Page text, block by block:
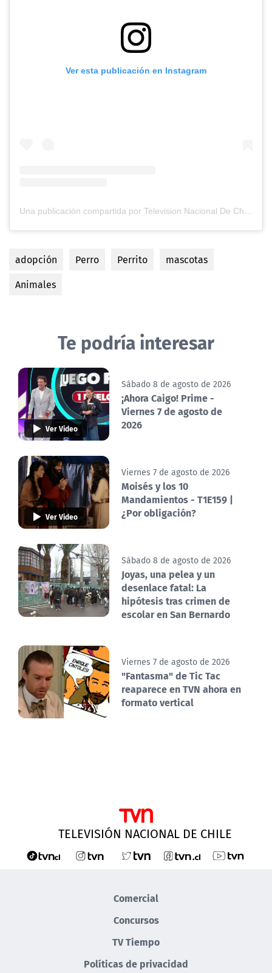
Ver esta publicación en Instagram
Una publicación compartida por Television Nacional De Chile (@tvn)
adopción Perro Perrito
mascotas
Animales
Te podría interesar
Ver Video
Sábado 8 de agosto de 2026
¡Ahora Caigo! Prime -
Viernes 7 de agosto de
2026
Ver Video
Viernes 7 de agosto de 2026
Moisés y los 10
Mandamientos - T1E159 |
¿Por obligación?
Sábado 8 de agosto de 2026
Joyas, una pelea y un
desenlace fatal: La
hipótesis tras crimen de
escolar en San Bernardo
Viernes 7 de agosto de 2026
"Fantasma" de Tic Tac
reaparece en TVN ahora en
formato vertical
TELEVISIÓN NACIONAL DE CHILE
Comercial
Concursos
TV Tiempo
Políticas de privacidad